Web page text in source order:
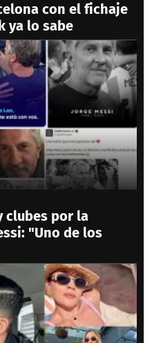
con el fichaje
ya lo sabe
clubes por la
"Uno de los